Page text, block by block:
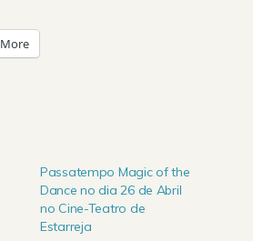
More
Passatempo Magic of the
Dance no dia 26 de Abril
no Cine-Teatro de
Estarreja